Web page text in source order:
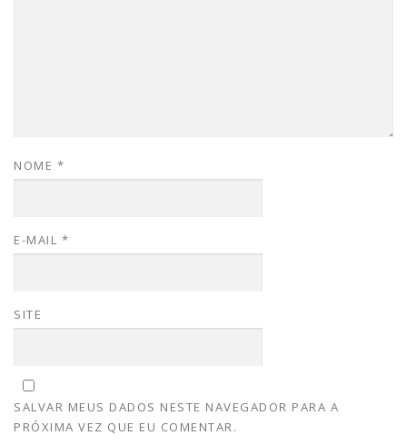
NOME *
E-MAIL *
SITE
SALVAR MEUS DADOS NESTE NAVEGADOR PARA A
PRÓXIMA VEZ QUE EU COMENTAR.